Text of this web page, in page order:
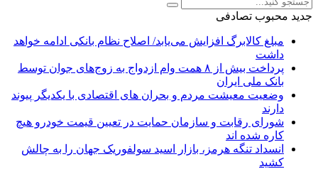
جدید محبوب تصادفی
مبلغ کالابرگ افزایش می‌یابد/ اصلاح نظام بانکی ادامه خواهد
داشت
پرداخت بیش از ۸ همت وام ازدواج به زوج‌های جوان توسط
بانک ملی ایران
وضعیت معیشت مردم و بحران های اقتصادی با یکدیگر پیوند
دارند
شورای رقابت و سازمان حمایت در تعیین قیمت خودرو هیچ
کاره شده اند
انسداد تنگه هرمز، بازار اسید سولفوریک جهان را به چالش
کشید